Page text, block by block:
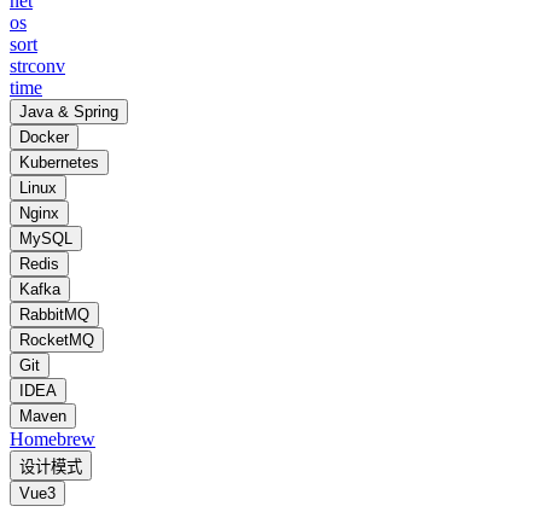
os
sort
strconv
time
Java & Spring
Docker
Kubernetes
Linux
Nginx
MySQL
Redis
Kafka
RabbitMQ
RocketMQ
Git
IDEA
Maven
Homebrew
设计模式
Vue3